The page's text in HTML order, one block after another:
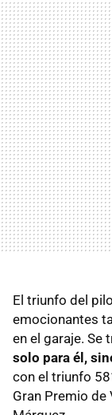
El triunfo del
emocionantes
en el garaje. Se
solo para él,
con el triunfo
Gran Premio de